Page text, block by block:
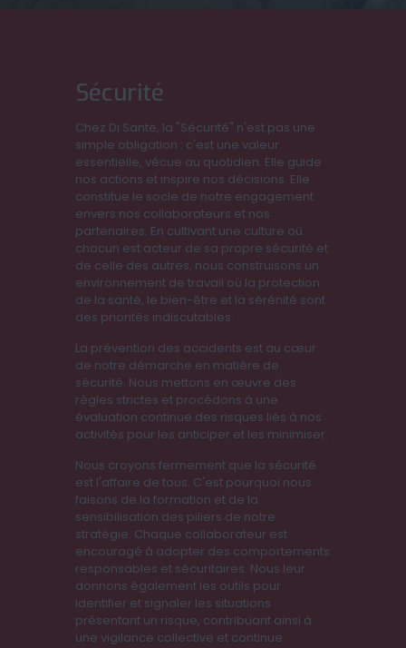
Sécurité
Chez Di Sante, la "Sécurité" n'est pas une
simple obligation : c'est une valeur
essentielle, vécue au quotidien. Elle guide
nos actions et inspire nos décisions. Elle
constitue le socle de notre engagement
envers nos collaborateurs et nos
partenaires. En cultivant une culture où
chacun est acteur de sa propre sécurité et
de celle des autres, nous construisons un
environnement de travail où la protection
de la santé, le bien-être et la sérénité sont
des priorités indiscutables.
La prévention des accidents est au cœur
de notre démarche en matière de
sécurité. Nous mettons en œuvre des
règles strictes et procédons à une
évaluation continue des risques liés à nos
activités pour les anticiper et les minimiser.
Nous croyons fermement que la sécurité
est l'affaire de tous. C'est pourquoi nous
faisons de la formation et de la
sensibilisation des piliers de notre
stratégie. Chaque collaborateur est
encouragé à adopter des comportements
responsables et sécuritaires. Nous leur
donnons également les outils pour
identifier et signaler les situations
présentant un risque, contribuant ainsi à
une vigilance collective et continue